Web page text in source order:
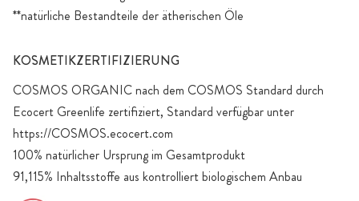
**natürliche Bestandteile der ätherischen Öle
KOSMETIKZERTIFIZIERUNG
COSMOS ORGANIC nach dem COSMOS Standard durch
Ecocert Greenlife zertifiziert, Standard verfügbar unter
https://COSMOS.ecocert.com
100% natürlicher Ursprung im Gesamtprodukt
91,115% Inhaltsstoffe aus kontrolliert biologischem Anbau